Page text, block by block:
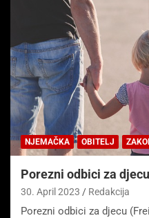
NJEMAČKA OBITELJ
Porezni odbici za
30. April 2023 Redakcija
Porezni odbici za djecu